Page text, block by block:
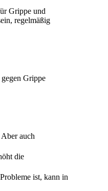
Grippe und
regelmäßig
Grippe
auch
die
ist, kann in